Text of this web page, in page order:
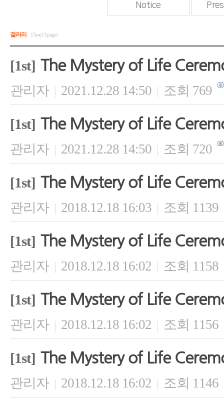
Notice
갤러리 13ea(1/1page)
[1st] The Mystery of Life
관리자 | 2021.12.28 14:50 | 조회 769
[1st] The Mystery of Life
관리자 | 2021.12.28 14:50 | 조회 720
[1st] The Mystery of Life
관리자 | 2018.12.18 16:03 | 조회 1139
[1st] The Mystery of Life
관리자 | 2018.12.18 16:02 | 조회 1158
[1st] The Mystery of Life
관리자 | 2018.12.18 16:02 | 조회 1156
[1st] The Mystery of Life
관리자 | 2018.12.18 16:02 | 조회 1146